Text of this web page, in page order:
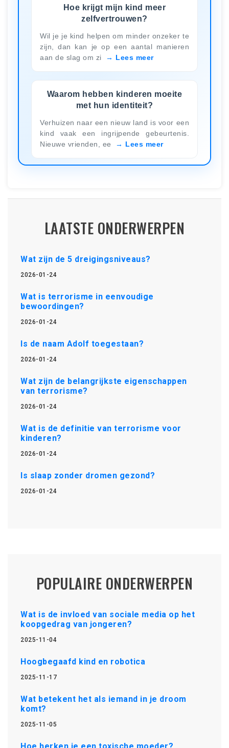
Hoe krijgt mijn kind meer
zelfvertrouwen?
Wil je je kind helpen om minder onzeker te
zijn, dan kan je op een aantal manieren
aan de slag om zi
Lees meer
Waarom hebben kinderen moeite
met hun identiteit?
Verhuizen naar een nieuw land is voor een
kind vaak een ingrijpende gebeurtenis.
Nieuwe vrienden, ee
Lees meer
LAATSTE ONDERWERPEN
Wat zijn de 5 dreigingsniveaus?
2026-01-24
Wat is terrorisme in eenvoudige
bewoordingen?
2026-01-24
Is de naam Adolf toegestaan?
2026-01-24
Wat zijn de belangrijkste eigenschappen
van terrorisme?
2026-01-24
Wat is de definitie van terrorisme voor
kinderen?
2026-01-24
Is slaap zonder dromen gezond?
2026-01-24
POPULAIRE ONDERWERPEN
Wat is de invloed van sociale media op het
koopgedrag van jongeren?
2025-11-04
Hoogbegaafd kind en robotica
2025-11-17
Wat betekent het als iemand in je droom
komt?
2025-11-05